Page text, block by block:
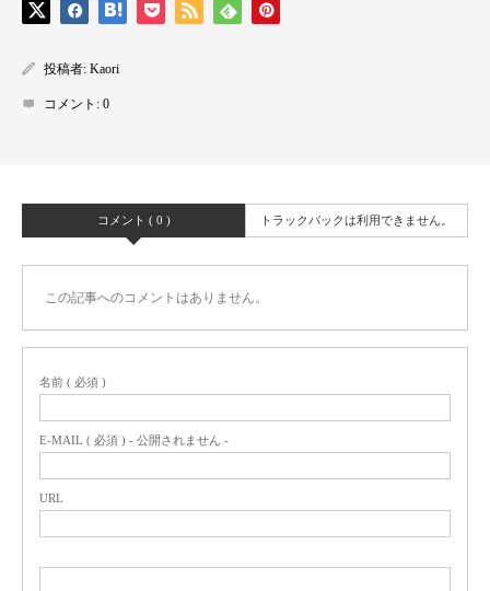
投稿者: Kaori
コメント: 0
コメント ( 0 ) トラックバックは利用できません。
この記事へのコメントはありません。
名前 ( 必須 )
E-MAIL ( 必須 ) - 公開されません -
URL